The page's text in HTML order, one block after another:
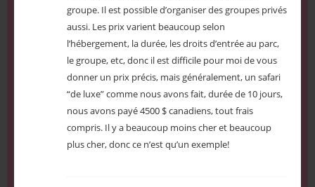
groupe. Il est possible d’organiser des groupes privés
aussi. Les prix varient beaucoup selon
l’hébergement, la durée, les droits d’entrée au parc,
le groupe, etc, donc il est difficile pour moi de vous
donner un prix précis, mais généralement, un safari
“de luxe” comme nous avons fait, durée de 10 jours,
nous avons payé 4500 $ canadiens, tout frais
compris. Il y a beaucoup moins cher et beaucoup
plus cher, donc ce n’est qu’un exemple!